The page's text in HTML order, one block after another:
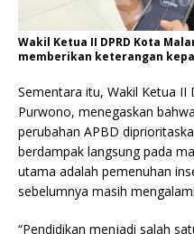
Wakil Ketua II DPRD Kota
memberikan keterangan
Sementara itu, Wakil Ketua II
Purwono, menegaskan
perubahan APBD
berdampak langsung pada
utama adalah pemenuhan
sebelumnya masih
“Pendidikan menjadi salah